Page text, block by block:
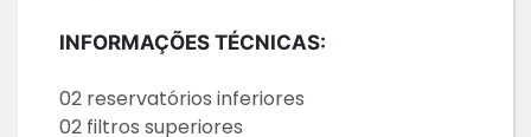
INFORMAÇÕES TÉCNICAS:
02 reservatórios inferiores
02 filtros superiores